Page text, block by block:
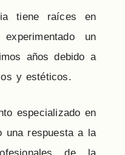
tiene raíces en
un
años debido a
y estéticos.
especializado en
una respuesta a la
de la